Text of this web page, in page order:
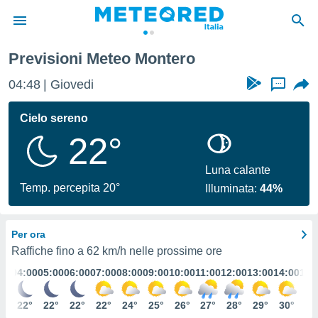
di
per
le
di
le
Previsioni Meteo Montero
04:48 Giovedi ...
Cielo sereno
22°
Temp. percepita 20°
Luna calante
Illuminata:44%
Per ora
Raffiche fino a 62 km/h nelle prossime ore
04:00
22°
05:00
22°
06:00
22°
07:00
22°
08:00
24°
09:00
25°
10:00
26°
11:00
27°
12:00
28°
13:00
29°
14:00
30°